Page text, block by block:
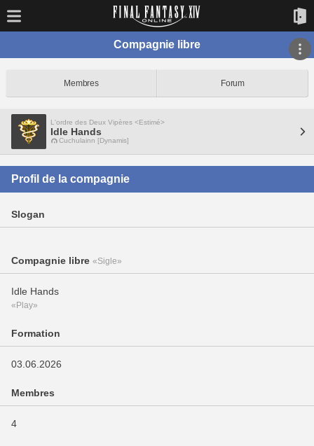
Compagnie libre
Membres Forum
L'ordre des Deux Vipères <Estimé>
Idle Hands
Cuchulainn [Dynamis]
Profil de la compagnie
Slogan
Compagnie libre «Sigle»
Idle Hands
«Play»
Formation
03.06.2026
Membres
4